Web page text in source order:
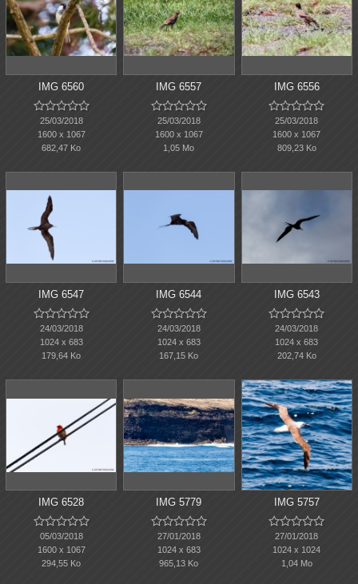
IMG 6560

25/03/2018
1600 x 1067
682,47 Ko
IMG 6557

25/03/2018
1600 x 1067
1,05 Mo
IMG 6556

25/03/2018
1600 x 1067
809,23 Ko
IMG 6547

24/03/2018
1024 x 683
179,64 Ko
IMG 6544

24/03/2018
1024 x 683
167,15 Ko
IMG 6543

24/03/2018
1024 x 683
202,74 Ko
IMG 6528

05/03/2018
1600 x 1067
294,55 Ko
IMG 5779

27/01/2018
1024 x 683
965,13 Ko
IMG 5757

27/01/2018
1024 x 1024
1,04 Mo